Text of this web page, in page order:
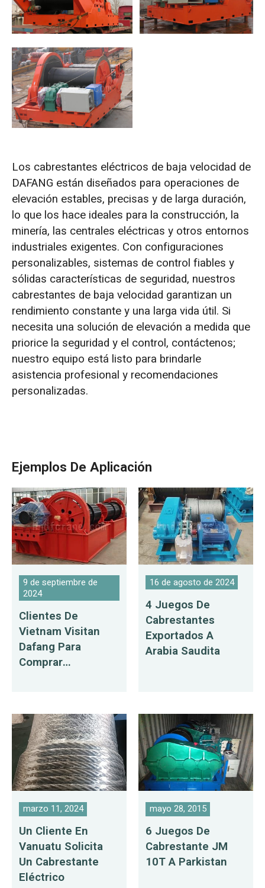
Los cabrestantes eléctricos de baja velocidad de
DAFANG están diseñados para operaciones de
elevación estables, precisas y de larga duración,
lo que los hace ideales para la construcción, la
minería, las centrales eléctricas y otros entornos
industriales exigentes. Con configuraciones
personalizables, sistemas de control fiables y
sólidas características de seguridad, nuestros
cabrestantes de baja velocidad garantizan un
rendimiento constante y una larga vida útil. Si
necesita una solución de elevación a medida que
priorice la seguridad y el control, contáctenos;
nuestro equipo está listo para brindarle
asistencia profesional y recomendaciones
personalizadas.
Ejemplos De Aplicación
9 de septiembre de
2024
Clientes De
Vietnam Visitan
Dafang Para
Comprar
16 de agosto de 2024
4 Juegos De
Cabrestantes
Exportados A
Arabia Saudita
marzo 11, 2024
Un Cliente En
Vanuatu Solicita
Un Cabrestante
Eléctrico
mayo 28, 2015
6 Juegos De
Cabrestante JM
10T A Parkistan